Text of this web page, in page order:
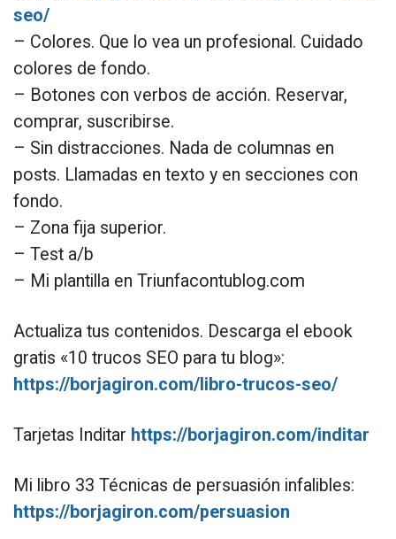
seo/
– Colores. Que lo vea un profesional. Cuidado
colores de fondo.
– Botones con verbos de acción. Reservar,
comprar, suscribirse.
– Sin distracciones. Nada de columnas en
posts. Llamadas en texto y en secciones con
fondo.
– Zona fija superior.
– Test a/b
– Mi plantilla en Triunfacontublog.com
Actualiza tus contenidos. Descarga el ebook
gratis «10 trucos SEO para tu blog»:
https://borjagiron.com/libro-trucos-seo/
Tarjetas Inditar https://borjagiron.com/inditar
Mi libro 33 Técnicas de persuasión infalibles:
https://borjagiron.com/persuasion